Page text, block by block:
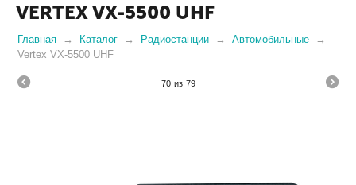
VERTEX VX-5500 UHF
Главная Каталог Радиостанции
Автомобильные
Vertex VX-5500 UHF
70 из 79